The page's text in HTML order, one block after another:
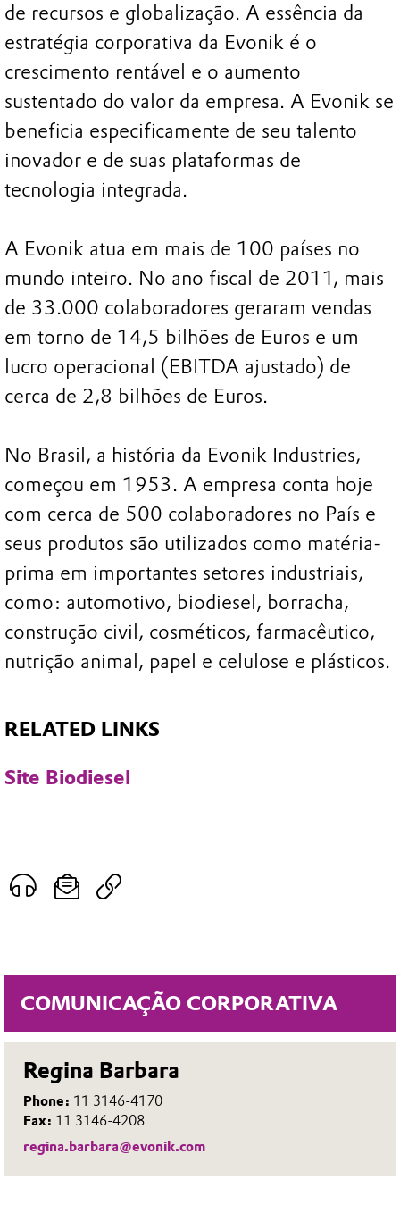
COMUNICAÇÃO CORPORATIVA
Regina Barbara
Phone: 11 3146-4170
Fax: 11 3146-4208
regina.barbara@evonik.com
de recursos e globalização. A essência da
estratégia corporativa da Evonik é o
crescimento rentável e o aumento
sustentado do valor da empresa. A Evonik se
beneficia especificamente de seu talento
inovador e de suas plataformas de
tecnologia integrada.
A Evonik atua em mais de 100 países no
mundo inteiro. No ano fiscal de 2011, mais
de 33.000 colaboradores geraram vendas
em torno de 14,5 bilhões de Euros e um
lucro operacional (EBITDA ajustado) de
cerca de 2,8 bilhões de Euros.
No Brasil, a história da Evonik Industries,
começou em 1953. A empresa conta hoje
com cerca de 500 colaboradores no País e
seus produtos são utilizados como matéria-
prima em importantes setores industriais,
como: automotivo, biodiesel, borracha,
construção civil, cosméticos, farmacêutico,
nutrição animal, papel e celulose e plásticos.
RELATED LINKS
Site Biodiesel